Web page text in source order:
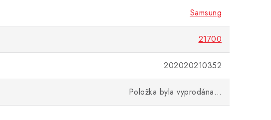
Samsung
21700
202020210352
Položka byla vyprodána…